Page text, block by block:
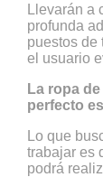
Llevarán a
profunda
puestos de
el usuario
La ropa
perfecto
Lo que
trabajar es
podrá